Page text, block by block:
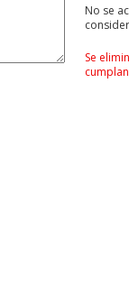
No se
Se